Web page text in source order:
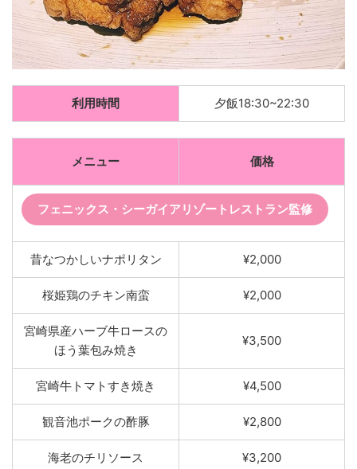
利用時間 夕飯18:30~22:30
メニュー 価格
フェニックス・シーガイアリゾートレストラン監修
昔なつかしいナポリタン ¥2,000
桜姫鶏のチキン南蛮 ¥2,000
宮崎県産ハーブ牛ロースの
ほう葉包み焼き
¥3,500
宮崎牛トマトすき焼き ¥4,500
観音池ポークの酢豚 ¥2,800
海老のチリソース ¥3,200